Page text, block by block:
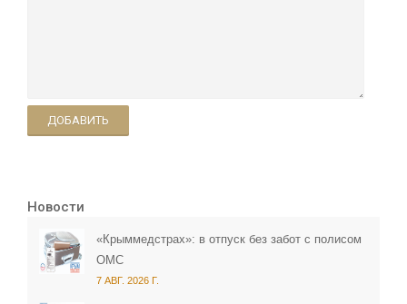
ДОБАВИТЬ
Новости
«Крыммедстрах»: в отпуск без забот с полисом
ОМС
7 АВГ. 2026 Г.